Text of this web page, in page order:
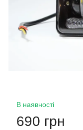
В наявності
690 грн